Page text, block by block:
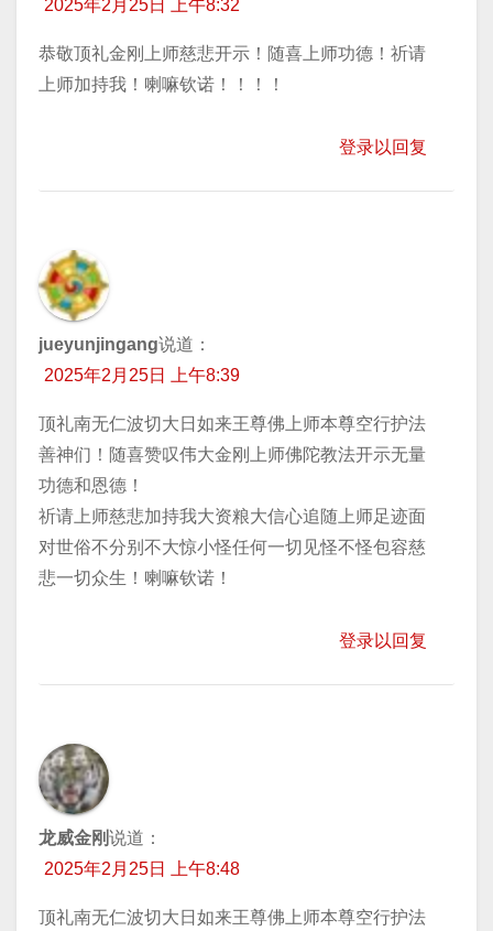
2025年2月25日 上午8:32
恭敬顶礼金刚上师慈悲开示！随喜上师功德！祈请
上师加持我！喇嘛钦诺！！！！
登录以回复
jueyunjingang说道：
2025年2月25日 上午8:39
顶礼南无仁波切大日如来王尊佛上师本尊空行护法
善神们！随喜赞叹伟大金刚上师佛陀教法开示无量
功德和恩德！
祈请上师慈悲加持我大资粮大信心追随上师足迹面
对世俗不分别不大惊小怪任何一切见怪不怪包容慈
悲一切众生！喇嘛钦诺！
登录以回复
龙威金刚说道：
2025年2月25日 上午8:48
顶礼南无仁波切大日如来王尊佛上师本尊空行护法